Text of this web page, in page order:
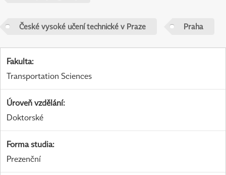
České vysoké učení technické v Praze Praha
Fakulta:
Transportation Sciences
Úroveň vzdělání:
Doktorské
Forma studia:
Prezenční